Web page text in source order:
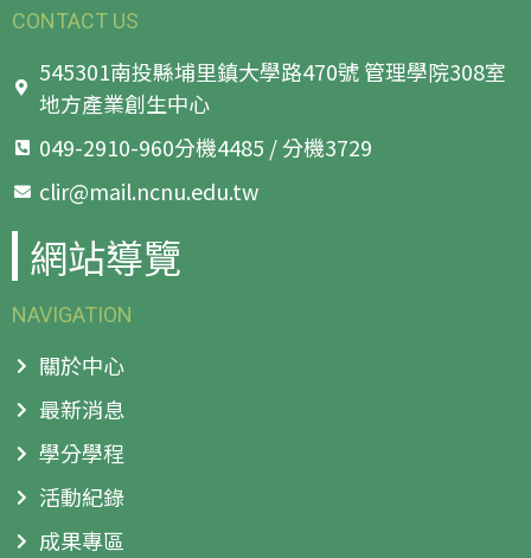
CONTACT US
545301南投縣埔里鎮大學路470號 管理學院308室
地方產業創生中心
049-2910-960分機4485 / 分機3729
clir@mail.ncnu.edu.tw
網站導覽
NAVIGATION
關於中心
最新消息
學分學程
活動紀錄
成果專區